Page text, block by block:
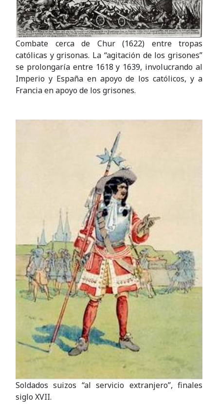
Combate cerca de Chur (1622) entre tropas
católicas y grisonas. La “agitación de los grisones”
se prolongaría entre 1618 y 1639, involucrando al
Imperio y España en apoyo de los católicos, y a
Francia en apoyo de los grisones.
Soldados suizos “al servicio extranjero”, finales
siglo XVII.